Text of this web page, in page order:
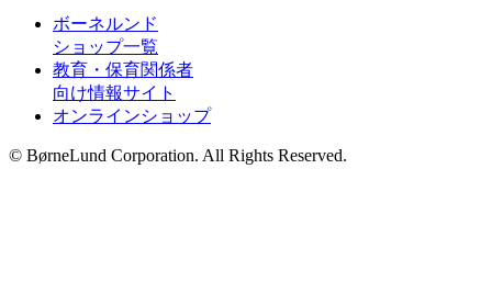
ボーネルンド
ショップ一覧
教育・保育関係者
向け情報サイト
オンラインショップ
© BørneLund Corporation. All Rights Reserved.